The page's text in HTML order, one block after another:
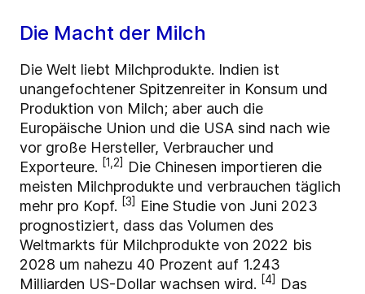
Die Macht der Milch
Die Welt liebt Milchprodukte. Indien ist
unangefochtener Spitzenreiter in Konsum und
Produktion von Milch; aber auch die
Europäische Union und die USA sind nach wie
vor große Hersteller, Verbraucher und
Exporteure. [1,2]
Die Chinesen importieren die
meisten Milchprodukte und verbrauchen täglich
mehr pro Kopf. [3]
Eine Studie von Juni 2023
prognostiziert, dass das Volumen des
Weltmarkts für Milchprodukte von 2022 bis
2028 um nahezu 40 Prozent auf 1.243
Milliarden US-Dollar wachsen wird. [4]
Das